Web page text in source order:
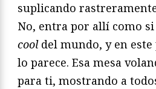
suplicando
No, entra por allí como
cooldel mundo, y en este
lo parece. Esa mesa
para ti, mostrando a